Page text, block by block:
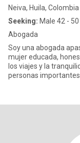
Neiva, Huila, Colombia
Seeking: Male 42 - 50
Abogada
Soy una abogada
mujer educada,
los viajes y la
personas importantes